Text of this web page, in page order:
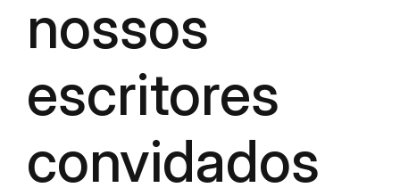
nossos
escritores
convidados